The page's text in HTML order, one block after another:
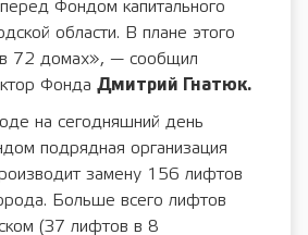
Фондом капитального
области. В плане этого
72 домах», — сообщил
Фонда Дмитрий Гнатюк.
на сегодняшний день
подрядная организация
замену 156 лифтов
Больше всего лифтов
(37 лифтов в 8